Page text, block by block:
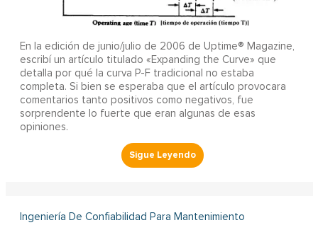
En la edición de junio/julio de 2006 de Uptime® Magazine,
escribí un artículo titulado «Expanding the Curve» que
detalla por qué la curva P-F tradicional no estaba
completa. Si bien se esperaba que el artículo provocara
comentarios tanto positivos como negativos, fue
sorprendente lo fuerte que eran algunas de esas
opiniones.
Ingeniería De Confiabilidad Para Mantenimiento